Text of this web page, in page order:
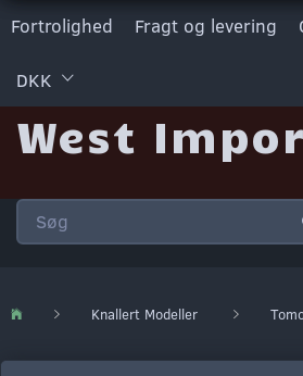
Fortrolighed Fragt og levering
DKK
West
Knallert Modeller